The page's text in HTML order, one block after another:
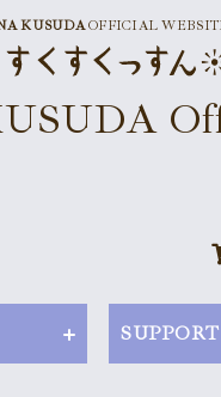
KUSUDAOFFICIAL